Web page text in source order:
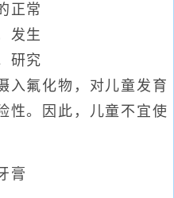
正常
发生
研究
入氟化物，对儿童发育
性。因此，儿童不宜使
膏